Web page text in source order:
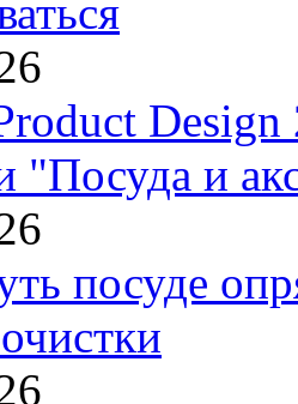
Design
"Посуда и
посуде